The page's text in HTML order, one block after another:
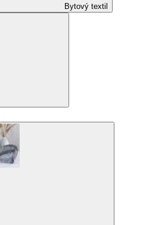
Bytový textil